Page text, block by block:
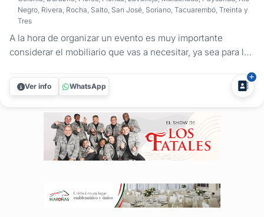
Negro, Rivera, Rocha, Salto, San José, Soriano, Tacuarembó, Treinta y
Tres
A la hora de organizar un evento es muy importante
considerar el mobiliario que vas a necesitar, ya sea para la
Party Cocktails te ofrecemos la solución que estás
necesitando en alquiler de mobiliario para cualquier tipo de
Ver info WhatsApp